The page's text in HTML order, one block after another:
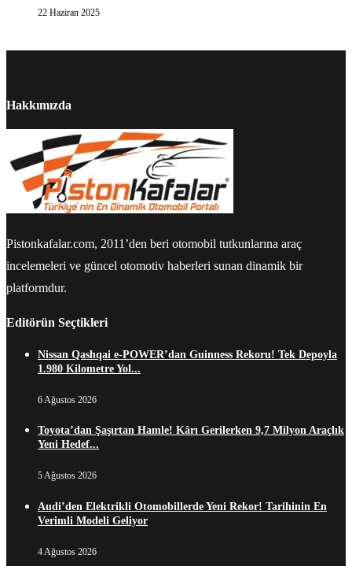
22 Haziran 2025
Hakkımızda
Pistonkafalar.com, 2011’den beri otomobil tutkunlarına araç
incelemeleri ve güncel otomotiv haberleri sunan dinamik bir
platformdur.
Editörün Seçtikleri
Nissan Qashqai e-POWER’dan Guinness Rekoru! Tek Depoyla
1.980 Kilometre Yol...
6 Ağustos 2026
Toyota’dan Şaşırtan Hamle! Kârı Gerilerken 9,7 Milyon Araçlık
Yeni Hedef...
5 Ağustos 2026
Audi’den Elektrikli Otomobillerde Yeni Rekor! Tarihinin En
Verimli Modeli Geliyor
4 Ağustos 2026